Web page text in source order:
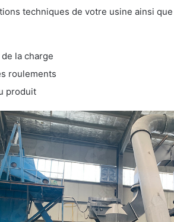
techniques de votre usine ainsi
la charge
roulements
produit